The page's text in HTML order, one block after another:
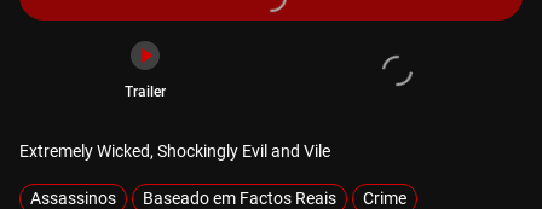
Trailer
Extremely Wicked, Shockingly Evil and Vile
Assassinos Baseado em Factos Reais Crime